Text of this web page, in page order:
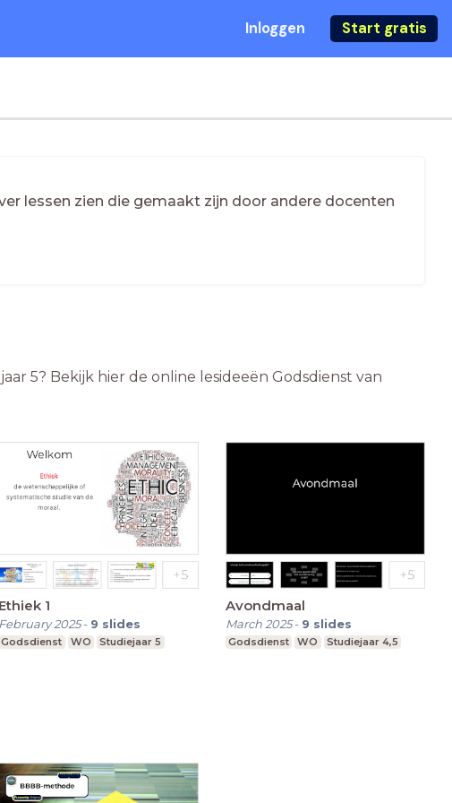
Inloggen Start gratis
lessen zien die gemaakt zijn door andere docenten
5? Bekijk hier de online lesideeën Godsdienst van
Ethiek 1
February 2025- 9 slides
Godsdienst WO Studiejaar 5
Avondmaal
March 2025- 9 slides
Godsdienst WO Studiejaar 4,5